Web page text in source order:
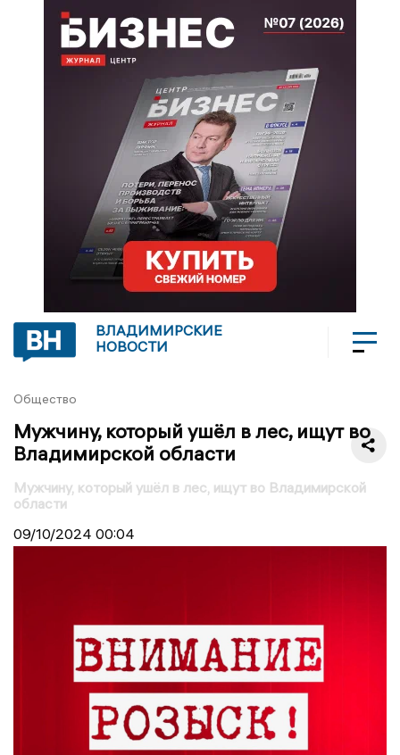
ВЛАДИМИРСКИЕ
НОВОСТИ
Общество
Мужчину, который ушёл в лес, ищут во
Владимирской области
Мужчину, который ушёл в лес, ищут во Владимирской
области
09/10/2024 00:04